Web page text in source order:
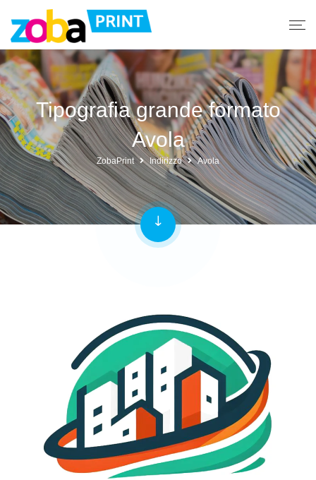
Tipografia grande formato
Avola
ZobaPrint Indirizzo Avola